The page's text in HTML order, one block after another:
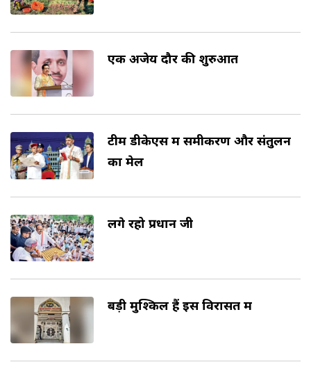
एक अजेय दौर की शुरुआत
टीम डीकेएस में समीकरण और संतुलन
का मेल
लगे रहो प्रधान जी
बड़ी मुश्किलें हैं इस विरासत में